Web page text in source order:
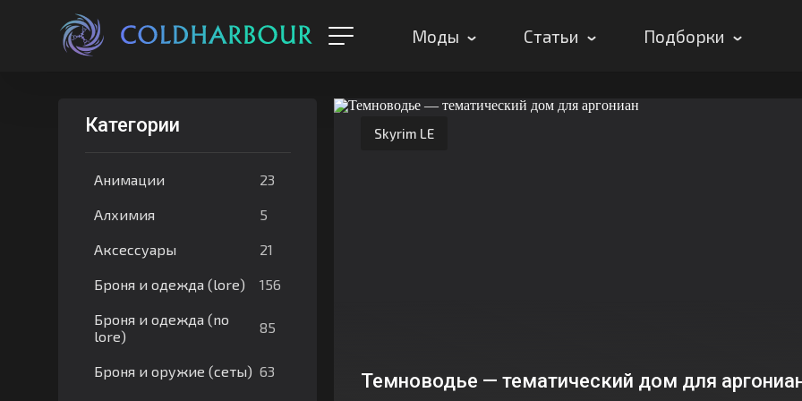
Моды Статьи Подборки
Категории
Анимации 23
Алхимия 5
Аксессуары 21
Броня и одежда (lore) 156
Броня и одежда (no
lore)
85
Броня и оружие (сеты) 63
Skyrim LE
Темноводье — тематический дом для